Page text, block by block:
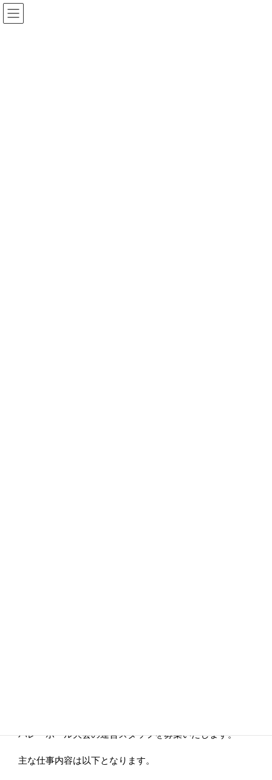
バレーボール大会の運営スタッフを募集いたします。
主な仕事内容は以下となります。